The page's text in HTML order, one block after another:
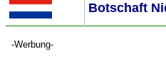
Botschaft
-Werbung-